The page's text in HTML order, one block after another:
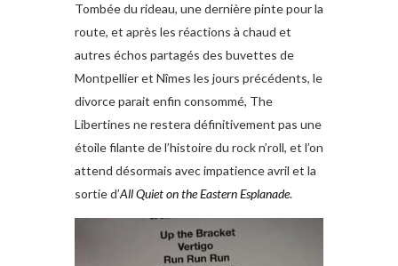
Tombée du rideau, une dernière pinte pour la
route, et après les réactions à chaud et
autres échos partagés des buvettes de
Montpellier et Nîmes les jours précédents, le
divorce parait enfin consommé, The
Libertines ne restera définitivement pas une
étoile filante de l’histoire du rock n’roll, et l’on
attend désormais avec impatience avril et la
sortie d’All Quiet on the Eastern Esplanade.